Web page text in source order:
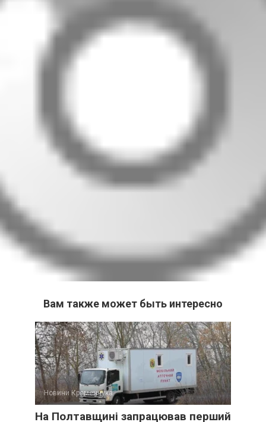
Вам также может быть интересно
Новини Кременчука
На Полтавщині запрацював перший